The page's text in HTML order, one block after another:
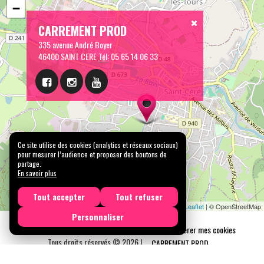
CARREMENT PROD
335 avenue André Boyer
46400 SAINT CERETél:05 65 14 06 33
−
Leaflet | © OpenStreetMap
Mentions légales Confidentialité
Gérer mes cookies
Tous droits réservés © 2026 |
CARREMENT PROD
Ce site utilise des cookies (analytics et réseaux sociaux)
pour mesurer l’audience et proposer des boutons de
partage.
En savoir plus
Tout accepter
Tout refuser
Personnaliser